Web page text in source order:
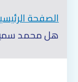
الصفحة
هل محمد